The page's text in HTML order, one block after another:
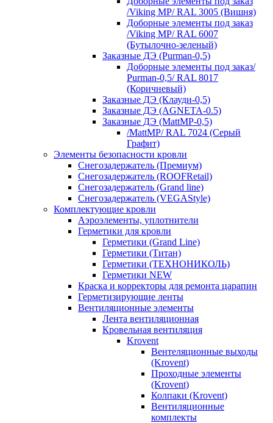
/Viking MP/ RAL 3005 (Вишня)
Доборные элементы под заказ
/Viking MP/ RAL 6007
(Бутылочно-зеленый)
Заказные ДЭ (Purman-0,5)
Доборные элементы под заказ/
Purman-0,5/ RAL 8017
(Коричневый)
Заказные ДЭ (Клауди-0,5)
Заказные ДЭ (AGNETA-0.5)
Заказные ДЭ (MattMP-0,5)
/MattMP/ RAL 7024 (Серый
Графит)
Элементы безопасности кровли
Снегозадержатель (Премиум)
Снегозадержатель (ROOFRetail)
Снегозадержатель (Grand line)
Снегозадержатель (VEGAStyle)
Комплектующие кровли
Аэроэлементы, уплотнители
Герметики для кровли
Герметики (Grand Line)
Герметики (Титан)
Герметики (ТЕХНОНИКОЛЬ)
Герметики NEW
Краска и корректоры для ремонта царапин
Герметизирующие ленты
Вентиляционные элементы
Лента вентиляционная
Кровельная вентиляция
Krovent
Вентеляционные выходы
(Krovent)
Проходные элементы
(Krovent)
Колпаки (Krovent)
Вентиляционные
комплекты